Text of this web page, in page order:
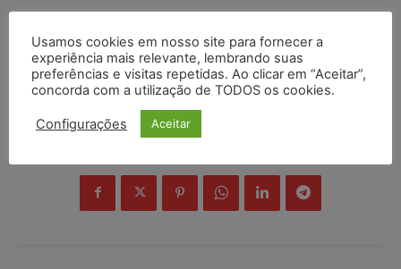
Usamos cookies em nosso site para fornecer a
experiência mais relevante, lembrando suas
preferências e visitas repetidas. Ao clicar em “Aceitar”,
concorda com a utilização de TODOS os cookies.
Configurações Aceitar